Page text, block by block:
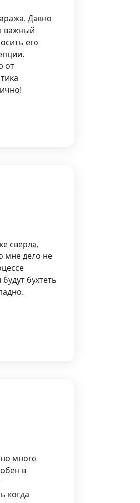
Давно
важный
его
от
сверла,
мне дело не
бухтеть
много
в
когда